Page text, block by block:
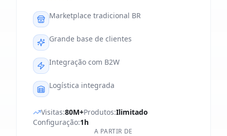
Marketplace tradicional BR
Grande base de clientes
Integração com B2W
Logística integrada
Visitas:80M+Produtos:Ilimitado
Configuração:1h
A PARTIR DE